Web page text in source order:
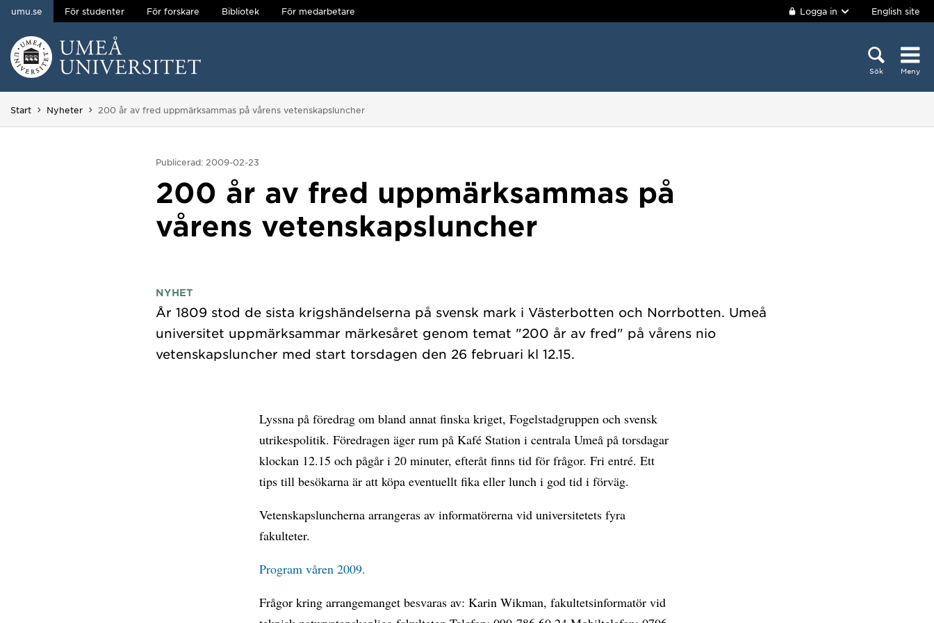
Hoppa direkt till innehållet
umu.se För studenter För forskare Bibliotek För medarbetare Logga in English site
Sök Meny
Start Nyheter Du är här:
200 år av fred uppmärksammas på vårens vetenskapsluncher
Publicerad: 2009-02-23
200 år av fred uppmärksammas på
vårens vetenskapsluncher
NYHET
År 1809 stod de sista krigshändelserna på svensk mark i Västerbotten och Norrbotten. Umeå
universitet uppmärksammar märkesåret genom temat "200 år av fred" på vårens nio
Lyssna på föredrag om bland annat finska kriget, Fogelstadgruppen och svensk
utrikespolitik. Föredragen äger rum på Kafé Station i centrala Umeå på torsdagar
klockan 12.15 och pågår i 20 minuter, efteråt finns tid för frågor. Fri entré. Ett
tips till besökarna är att köpa eventuellt fika eller lunch i god tid i förväg.
Vetenskapsluncherna arrangeras av informatörerna vid universitetets fyra
fakulteter.
Program våren 2009.
Frågor kring arrangemanget besvaras av: Karin Wikman, fakultetsinformatör vid